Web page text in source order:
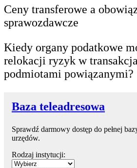
Ceny transferowe a
sprawozdawcze
Kiedy organy podatkowe
relokacji ryzyk w
podmiotami powiązanymi?
Baza teleadresowa
Sprawdź darmowy dostęp do pełnej
urzędów.
Rodzaj instytucji: